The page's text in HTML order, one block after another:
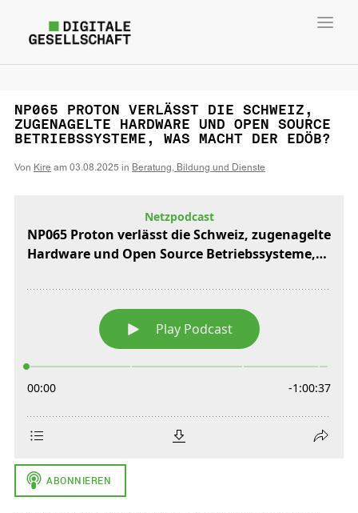
NP065 PROTON VERLÄSST DIE SCHWEIZ,
ZUGENAGELTE HARDWARE UND OPEN SOURCE
BETRIEBSSYSTEME, WAS MACHT DER EDÖB?
Von Kire am 03.08.2025 in Beratung, Bildung und Dienste